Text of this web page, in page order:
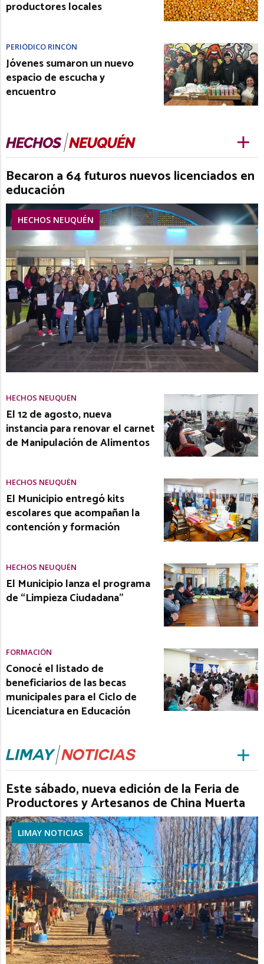
productores locales
PERIÓDICO RINCÓN
Jóvenes sumaron un nuevo
espacio de escucha y
encuentro
Becaron a 64 futuros nuevos licenciados en
educación
HECHOS NEUQUÉN
HECHOS NEUQUÉN
El 12 de agosto, nueva
instancia para renovar el carnet
de Manipulación de Alimentos
HECHOS NEUQUÉN
El Municipio entregó kits
escolares que acompañan la
contención y formación
HECHOS NEUQUÉN
El Municipio lanza el programa
de “Limpieza Ciudadana”
FORMACIÓN
Conocé el listado de
beneficiarios de las becas
municipales para el Ciclo de
Licenciatura en Educación
Este sábado, nueva edición de la Feria de
Productores y Artesanos de China Muerta
LIMAY NOTICIAS